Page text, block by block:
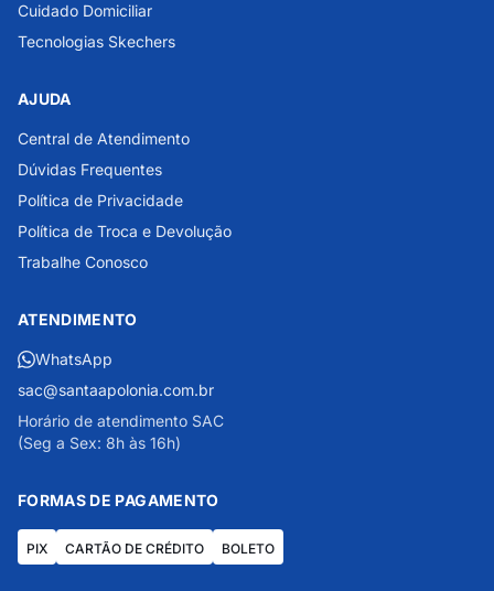
Cuidado Domiciliar
Tecnologias Skechers
AJUDA
Central de Atendimento
Dúvidas Frequentes
Política de Privacidade
Política de Troca e Devolução
Trabalhe Conosco
ATENDIMENTO
WhatsApp
sac@santaapolonia.com.br
Horário de atendimento SAC
(Seg a Sex: 8h às 16h)
FORMAS DE PAGAMENTO
PIX CARTÃO DE CRÉDITO BOLETO